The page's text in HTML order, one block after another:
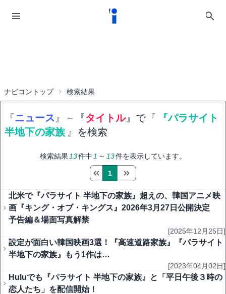
ナビコントップ 検索結果
『ニュース 』 − 『タイトル』で『
『パラサイト
半地下の家族 』を検索
検索結果 13件中 1 ～ 13件を表示しています。
1
北米で『パラサイト 半地下の家族』超えの、韓国アニメ映
画『キング・オブ・キングス』2026年3月27日公開決定
予告編＆場面写真解禁
[2025年12月25日]
設定が面白い韓国映画3選！『高速道路家族』『パラサイト
半地下の家族』もう1作は…
[2023年04月02日]
Huluでも『パラサイト 半地下の家族』と「平日午後３時の
恋人たち」を配信開始！